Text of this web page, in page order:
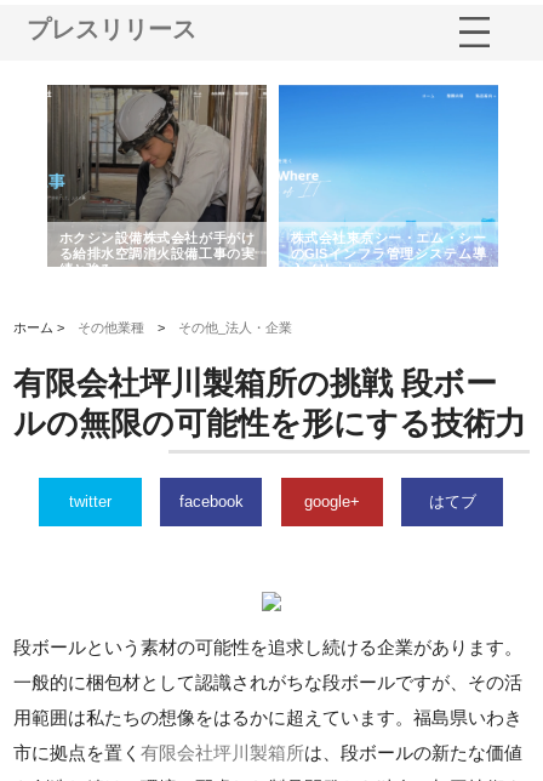
プレスリリース
ホクシン設備株式会社が手がけ
る給排水空調消火設備工事の実
績と強み
株式会社東京シー・エム・シー
のGISインフラ管理システム導
入メリット
ホーム > その他業種 > その他_法人・企業
有限会社坪川製箱所の挑戦 段ボー
ルの無限の可能性を形にする技術力
twitter facebook google+ はてブ
段ボールという素材の可能性を追求し続ける企業があります。
一般的に梱包材として認識されがちな段ボールですが、その活
用範囲は私たちの想像をはるかに超えています。福島県いわき
市に拠点を置く有限会社坪川製箱所は、段ボールの新たな価値